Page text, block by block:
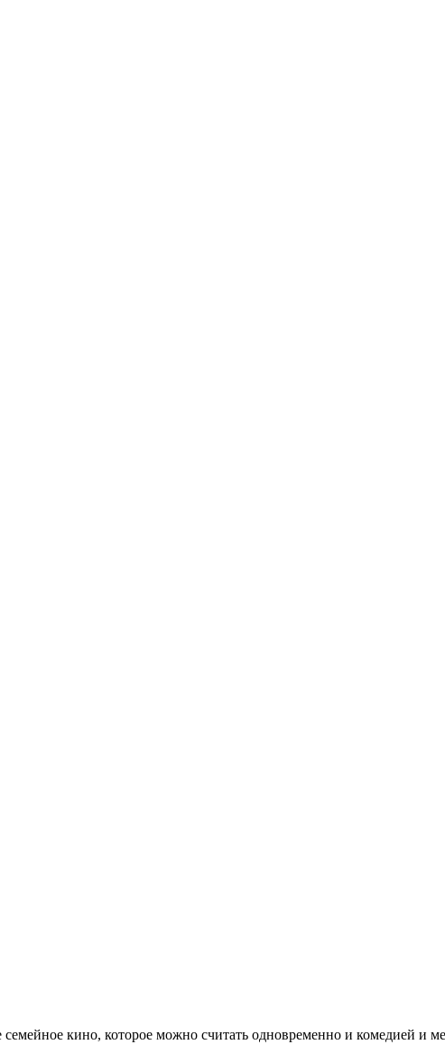
кино, которое можно считать одновременно и комедией и